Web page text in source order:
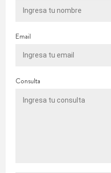
Email
Consulta